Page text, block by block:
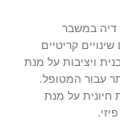
דיה במשבר
קריטיים
ויציבות על מנת
עבור המטופל.
חיונית על מנת